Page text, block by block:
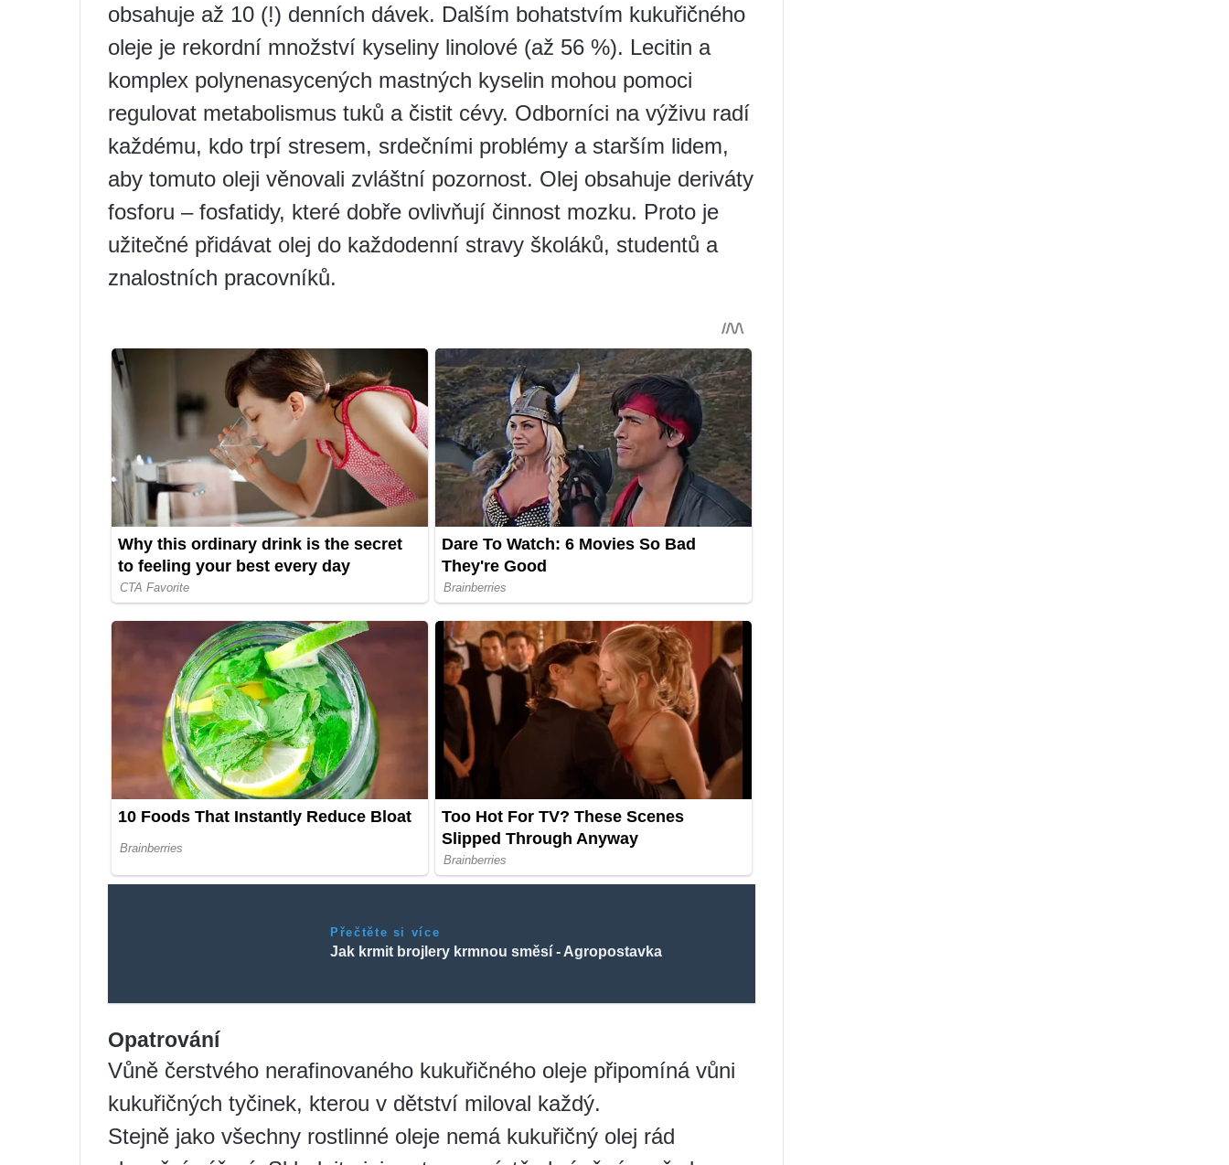
obsahuje až 10 (!) denních dávek. Dalším bohatstvím kukuřičného
oleje je rekordní množství kyseliny linolové (až 56 %). Lecitin a
komplex polynenasycených mastných kyselin mohou pomoci
regulovat metabolismus tuků a čistit cévy. Odborníci na výživu radí
každému, kdo trpí stresem, srdečními problémy a starším lidem,
aby tomuto oleji věnovali zvláštní pozornost. Olej obsahuje deriváty
fosforu – fosfatidy, které dobře ovlivňují činnost mozku. Proto je
užitečné přidávat olej do každodenní stravy školáků, studentů a
znalostních pracovníků.
Přečtěte si více
Jak krmit brojlery krmnou směsí - Agropostavka
Opatrování
Vůně čerstvého nerafinovaného kukuřičného oleje připomíná vůni
kukuřičných tyčinek, kterou v dětství miloval každý.
Stejně jako všechny rostlinné oleje nemá kukuřičný olej rád